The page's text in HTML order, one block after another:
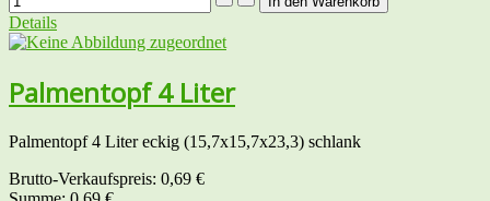
Details
Palmentopf 4 Liter
Palmentopf 4 Liter eckig (15,7x15,7x23,3) schlank
Brutto-Verkaufspreis: 0,69 €